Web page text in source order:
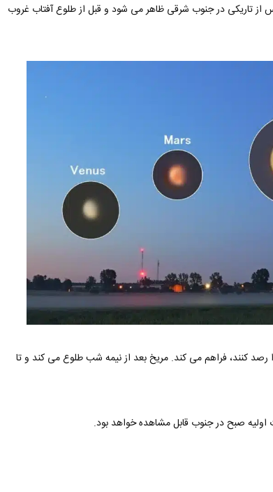
تاریکی در جنوب شرقی ظاهر می شود و قبل از طلوع آفتاب غروب
رصد کنند، فراهم می کند. مریخ بعد از نیمه شب طلوع می کند و تا
صبح در جنوب قابل مشاهده خواهد بود.